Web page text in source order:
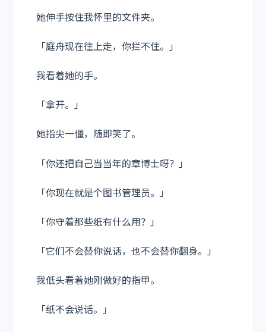
她伸手按住我怀里的文件夹。
「庭舟现在往上走，你拦不住。」
我看着她的手。
「拿开。」
她指尖一僵，随即笑了。
「你还把自己当当年的章博士呀？」
「你现在就是个图书管理员。」
「你守着那些纸有什么用？」
「它们不会替你说话，也不会替你翻身。」
我低头看着她刚做好的指甲。
「纸不会说话。」